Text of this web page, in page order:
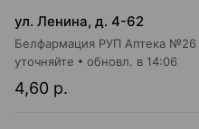
ул. Ленина, д. 4-62
Белфармация РУП Аптека №26
4,60 р.
уточняйте обновл. в 14:06